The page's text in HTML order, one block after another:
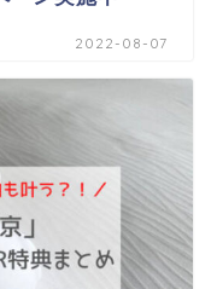
2022-08-07